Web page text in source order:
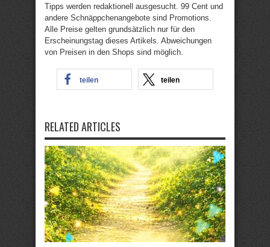
Tipps werden redaktionell ausgesucht. 99 Cent und
andere Schnäppchenangebote sind Promotions.
Alle Preise gelten grundsätzlich nur für den
Erscheinungstag dieses Artikels. Abweichungen
von Preisen in den Shops sind möglich.
teilen teilen
RELATED ARTICLES